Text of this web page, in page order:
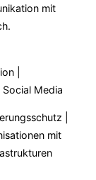
mit
|
Media
|
mit